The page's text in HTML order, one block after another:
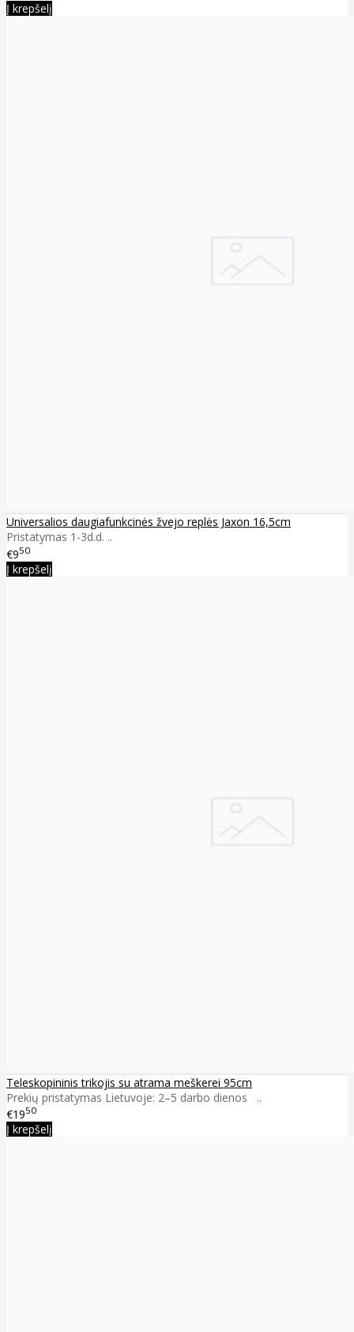
Į krepšelį
Universalios daugiafunkcinės žvejo replės Jaxon 16,5cm
Pristatymas 1-3d.d. ..
€950
Į krepšelį
Teleskopininis trikojis su atrama meškerei 95cm
Prekių pristatymas Lietuvoje: 2–5 darbo dienos ..
€1950
Į krepšelį